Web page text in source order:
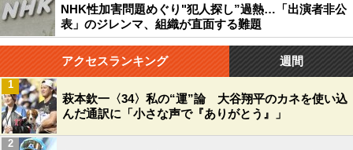
NHK性加害問題めぐり"犯人探し”過熱…「出演者非公
表」のジレンマ、組織が直面する難題
アクセスランキング 週間
萩本欽一〈34〉私の“運”論 大谷翔平のカネを使い込
んだ通訳に「小さな声で『ありがとう』」
1
2